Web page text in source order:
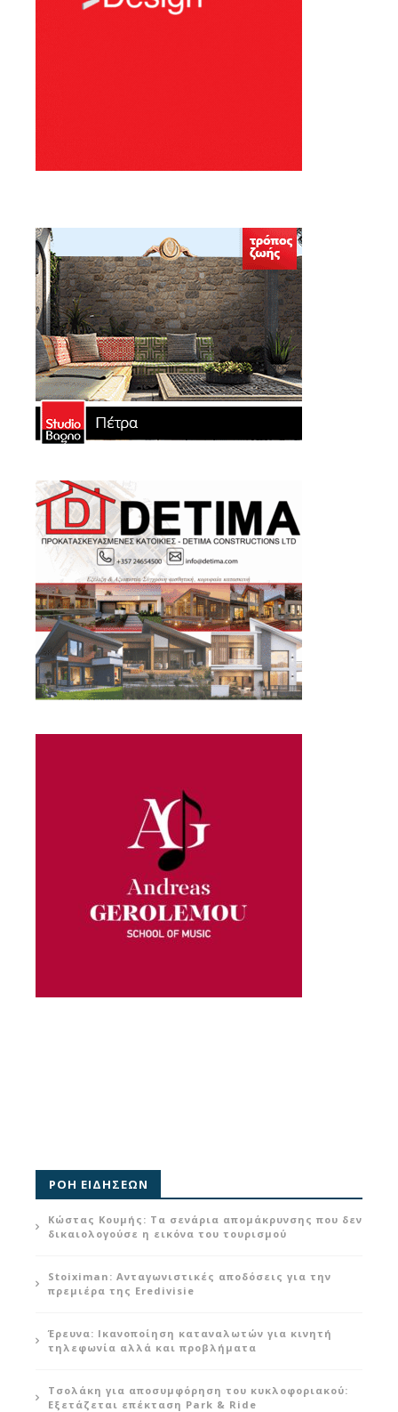
ΡΟΗ ΕΙΔΗΣΕΩΝ
Κώστας Κουμής: Τα σενάρια απομάκρυνσης που δεν
δικαιολογούσε η εικόνα του τουρισμού
Stoiximan: Ανταγωνιστικές αποδόσεις για την
πρεμιέρα της Eredivisie
Έρευνα: Ικανοποίηση καταναλωτών για κινητή
τηλεφωνία αλλά και προβλήματα
Τσολάκη για αποσυμφόρηση του κυκλοφοριακού:
Εξετάζεται επέκταση Park & Ride